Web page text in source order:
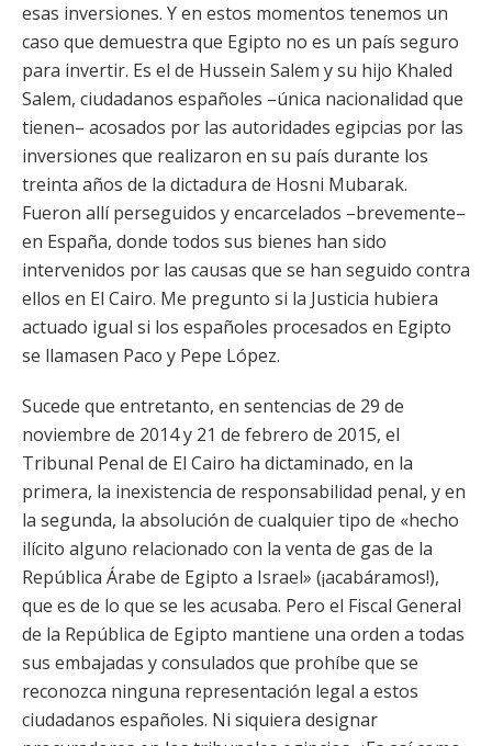
esas inversiones. Y en estos momentos tenemos un
caso que demuestra que Egipto no es un país seguro
para invertir. Es el de Hussein Salem y su hijo Khaled
Salem, ciudadanos españoles –única nacionalidad que
tienen– acosados por las autoridades egipcias por las
inversiones que realizaron en su país durante los
treinta años de la dictadura de Hosni Mubarak.
Fueron allí perseguidos y encarcelados –brevemente–
en España, donde todos sus bienes han sido
intervenidos por las causas que se han seguido contra
ellos en El Cairo. Me pregunto si la Justicia hubiera
actuado igual si los españoles procesados en Egipto
se llamasen Paco y Pepe López.
Sucede que entretanto, en sentencias de 29 de
noviembre de 2014 y 21 de febrero de 2015, el
Tribunal Penal de El Cairo ha dictaminado, en la
primera, la inexistencia de responsabilidad penal, y en
la segunda, la absolución de cualquier tipo de «hecho
ilícito alguno relacionado con la venta de gas de la
República Árabe de Egipto a Israel» (¡acabáramos!),
que es de lo que se les acusaba. Pero el Fiscal General
de la República de Egipto mantiene una orden a todas
sus embajadas y consulados que prohíbe que se
reconozca ninguna representación legal a estos
ciudadanos españoles. Ni siquiera designar